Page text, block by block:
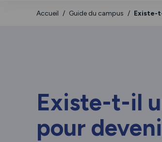
Accueil Guide du campus Existe-
Existe-t-il
pour